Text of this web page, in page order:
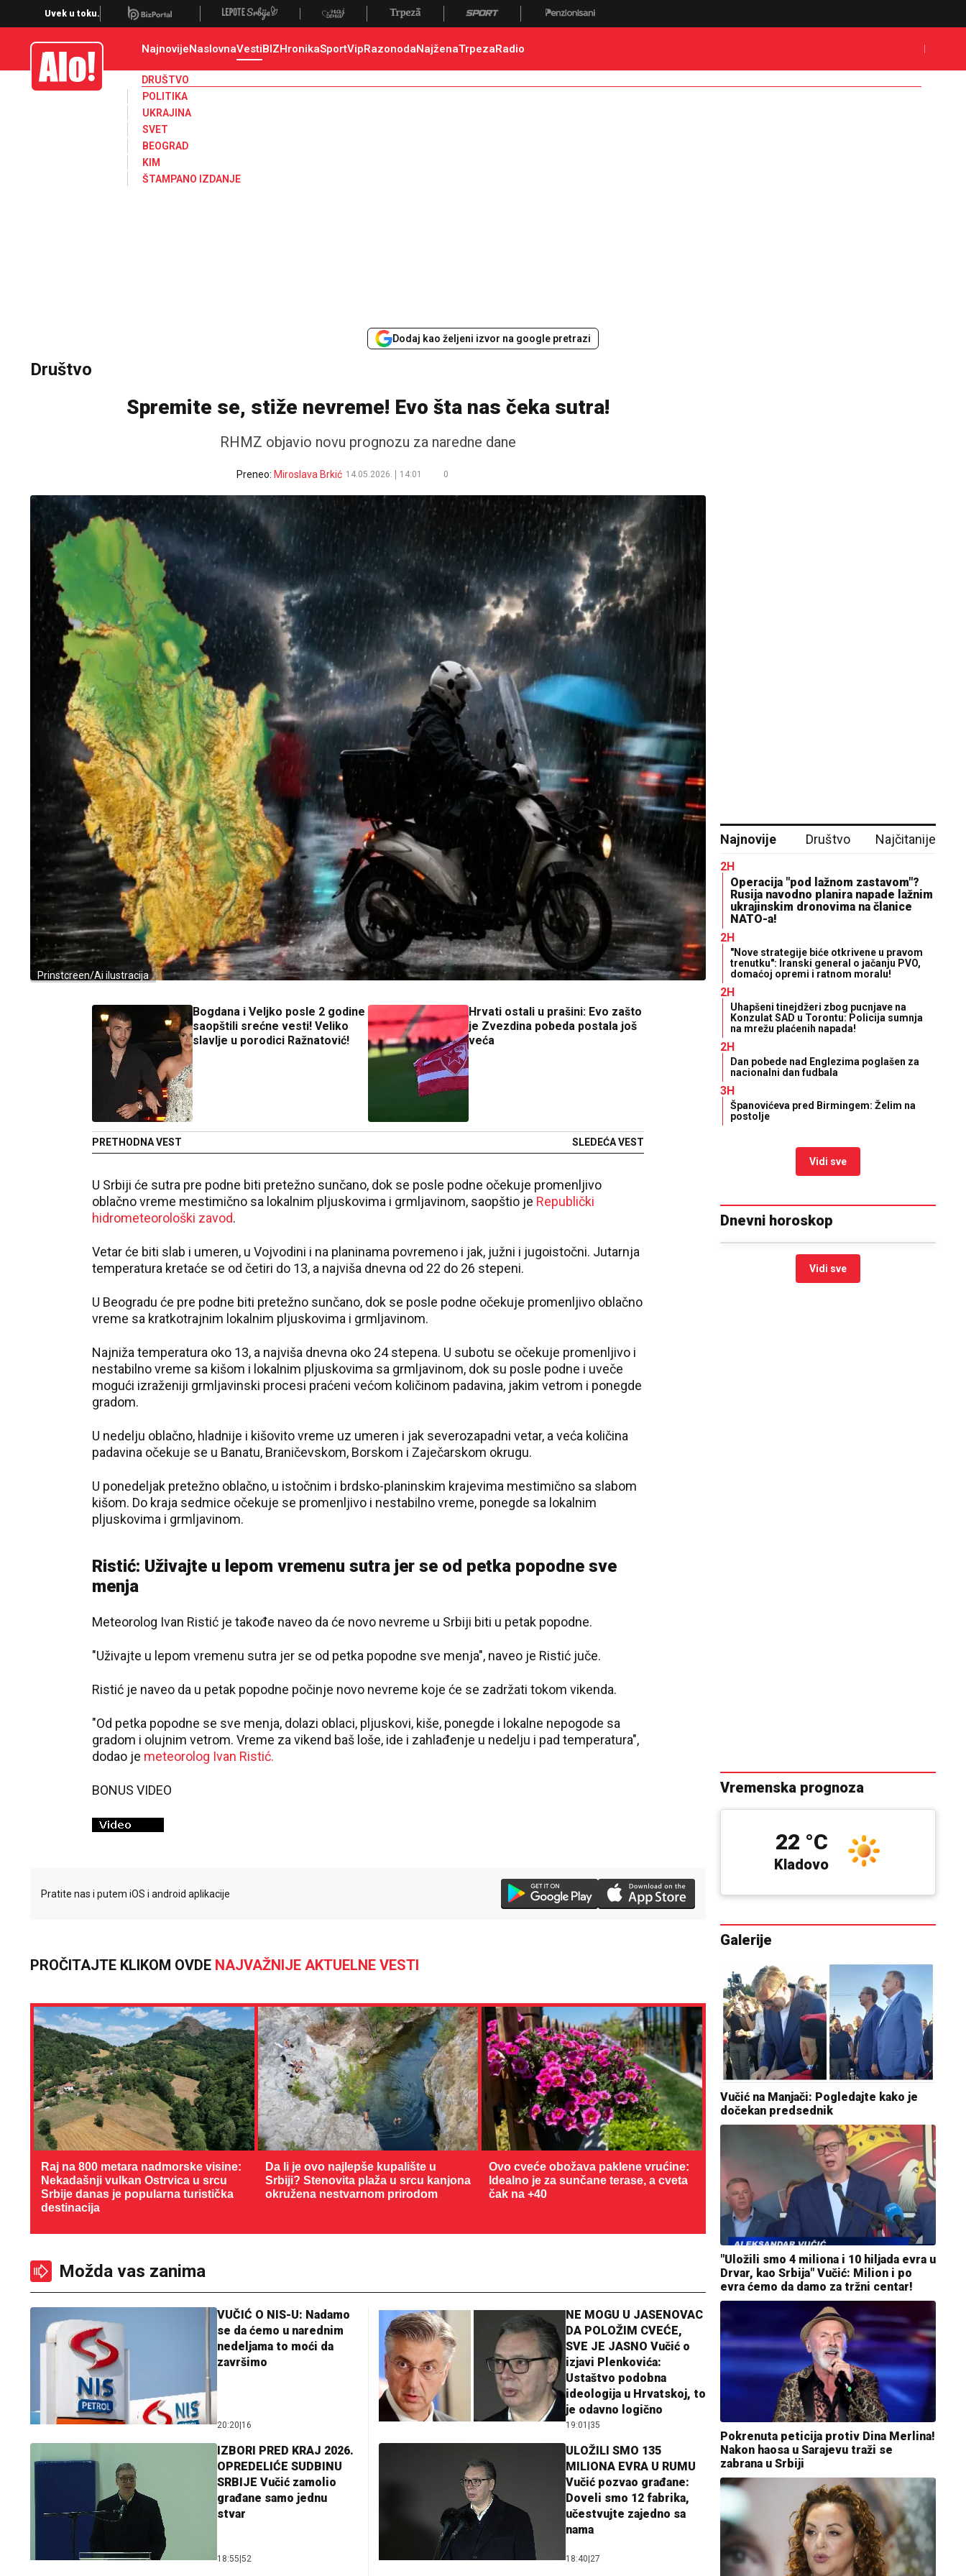
Društvo, društvene teme
Uvek u toku.
Alo NajnovijeNaslovnaVestiBIZHronikaSportVipRazonodaNajženaTrpezaRadio
DRUŠTVO
POLITIKA
UKRAJINA
SVET
BEOGRAD
KIM
ŠTAMPANO IZDANJE
Dodaj kao željeni izvor na google pretrazi
Društvo
Spremite se, stiže nevreme! Evo šta nas čeka sutra!
RHMZ objavio novu prognozu za naredne dane
Preneo: Miroslava Brkić 14.05.2026. 14:01 0
Prinstcreen/Ai ilustracija
Bogdana i Veljko posle 2 godine
saopštili srećne vesti! Veliko
slavlje u porodici Ražnatović!
PRETHODNA VEST
Hrvati ostali u prašini: Evo zašto
je Zvezdina pobeda postala još
veća
SLEDEĆA VEST
U Srbiji će sutra pre podne biti pretežno sunčano, dok se posle podne očekuje promenljivo
oblačno vreme mestimično sa lokalnim pljuskovima i grmljavinom, saopštio je Republički
hidrometeorološki zavod.
Vetar će biti slab i umeren, u Vojvodini i na planinama povremeno i jak, južni i jugoistočni. Jutarnja
temperatura kretaće se od četiri do 13, a najviša dnevna od 22 do 26 stepeni.
U Beogradu će pre podne biti pretežno sunčano, dok se posle podne očekuje promenljivo oblačno
vreme sa kratkotrajnim lokalnim pljuskovima i grmljavinom.
Najniža temperatura oko 13, a najviša dnevna oko 24 stepena. U subotu se očekuje promenljivo i
nestabilno vreme sa kišom i lokalnim pljuskovima sa grmljavinom, dok su posle podne i uveče
mogući izraženiji grmljavinski procesi praćeni većom količinom padavina, jakim vetrom i ponegde
gradom.
U nedelju oblačno, hladnije i kišovito vreme uz umeren i jak severozapadni vetar, a veća količina
padavina očekuje se u Banatu, Braničevskom, Borskom i Zaječarskom okrugu.
U ponedeljak pretežno oblačno, u istočnim i brdsko-planinskim krajevima mestimično sa slabom
kišom. Do kraja sedmice očekuje se promenljivo i nestabilno vreme, ponegde sa lokalnim
pljuskovima i grmljavinom.
Ristić: Uživajte u lepom vremenu sutra jer se od petka popodne sve
menja
Meteorolog Ivan Ristić je takođe naveo da će novo nevreme u Srbiji biti u petak popodne.
"Uživajte u lepom vremenu sutra jer se od petka popodne sve menja", naveo je Ristić juče.
Ristić je naveo da u petak popodne počinje novo nevreme koje će se zadržati tokom vikenda.
"Od petka popodne se sve menja, dolazi oblaci, pljuskovi, kiše, ponegde i lokalne nepogode sa
gradom i olujnim vetrom. Vreme za vikend baš loše, ide i zahlađenje u nedelju i pad temperatura",
dodao je meteorolog Ivan Ristić.
BONUS VIDEO
Pratite nas i putem iOS i android aplikacije
PROČITAJTE KLIKOM OVDE NAJVAŽNIJE AKTUELNE VESTI
Raj na 800 metara nadmorske visine:
Nekadašnji vulkan Ostrvica u srcu
Srbije danas je popularna turistička
destinacija
Da li je ovo najlepše kupalište u
Srbiji? Stenovita plaža u srcu kanjona
okružena nestvarnom prirodom
Ovo cveće obožava paklene vrućine:
Idealno je za sunčane terase, a cveta
čak na +40
Možda vas zanima
VUČIĆ O NIS-U: Nadamo
se da ćemo u narednim
nedeljama to moći da
završimo
20:20 16
NE MOGU U JASENOVAC
DA POLOŽIM CVEĆE,
SVE JE JASNO Vučić o
izjavi Plenkovića:
Ustaštvo podobna
ideologija u Hrvatskoj, to
je odavno logično
19:01 35
IZBORI PRED KRAJ 2026.
OPREDELIĆE SUDBINU
SRBIJE Vučić zamolio
građane samo jednu
stvar
18:55 52
ULOŽILI SMO 135
MILIONA EVRA U RUMU
Vučić pozvao građane:
Doveli smo 12 fabrika,
učestvujte zajedno sa
nama
18:40 27
Najnovije Društvo Najčitanije
2H
Operacija "pod lažnom zastavom"?
Rusija navodno planira napade lažnim
ukrajinskim dronovima na članice
NATO-a!
2H
"Nove strategije biće otkrivene u pravom
trenutku": Iranski general o jačanju PVO,
domaćoj opremi i ratnom moralu!
2H
Uhapšeni tinejdžeri zbog pucnjave na
Konzulat SAD u Torontu: Policija sumnja
na mrežu plaćenih napada!
2H
Dan pobede nad Englezima poglašen za
nacionalni dan fudbala
3H
Španovićeva pred Birmingem: Želim na
postolje
Vidi sve
Dnevni horoskop
Vidi sve
Vremenska prognoza
Kladovo
22 °C
Galerije
Vučić na Manjači: Pogledajte kako je
dočekan predsednik
"Uložili smo 4 miliona i 10 hiljada evra u
Drvar, kao Srbija" Vučić: Milion i po
evra ćemo da damo za tržni centar!
Pokrenuta peticija protiv Dina Merlina!
Nakon haosa u Sarajevu traži se
zabrana u Srbiji